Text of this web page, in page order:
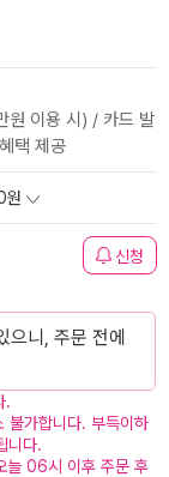
원 이용 시) / 카드 발
택 제공
원
신청
으니, 주문 전에
.
불가합니다. 부득이하
니다.
늘 06시 이후 주문 후